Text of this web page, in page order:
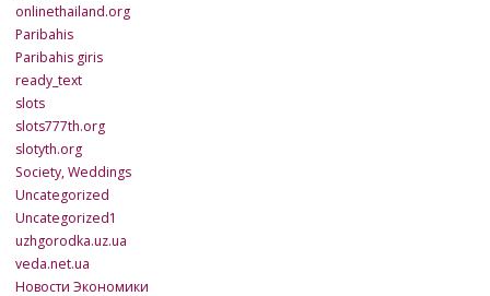
onlinethailand.org
Paribahis
Paribahis giris
ready_text
slots
slots777th.org
slotyth.org
Society, Weddings
Uncategorized
Uncategorized1
uzhgorodka.uz.ua
veda.net.ua
Новости Экономики